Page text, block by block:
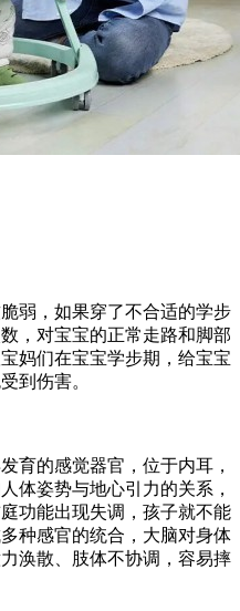
弱，如果穿了不合适的学步
，对宝宝的正常走路和脚部
妈们在宝宝学步期，给宝宝
到伤害。
育的感觉器官，位于内耳，
体姿势与地心引力的关系，
功能出现失调，孩子就不能
种感官的统合，大脑对身体
涣散、肢体不协调，容易摔